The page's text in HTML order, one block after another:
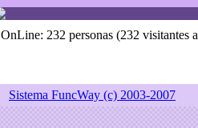
OnLine: 232 personas (232 visitantes
Sistema FuncWay (c) 2003-2007